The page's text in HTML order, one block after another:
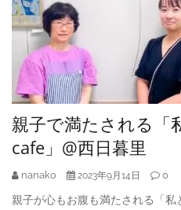
親子で満たされる「
cafe」@西日暮里
nanako 2023年9月14日 0
親子が心もお腹も満たされる「